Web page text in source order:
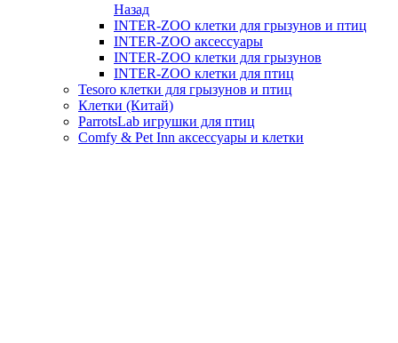
Назад
INTER-ZOO клетки для грызунов и птиц
INTER-ZOO аксессуары
INTER-ZOO клетки для грызунов
INTER-ZOO клетки для птиц
Tesoro клетки для грызунов и птиц
Клетки (Китай)
ParrotsLab игрушки для птиц
Comfy & Pet Inn аксессуары и клетки